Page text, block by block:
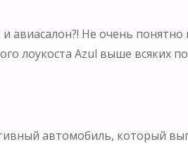
авиасалон?! Не очень
лоукоста Azul выше всяких
автомобиль, который